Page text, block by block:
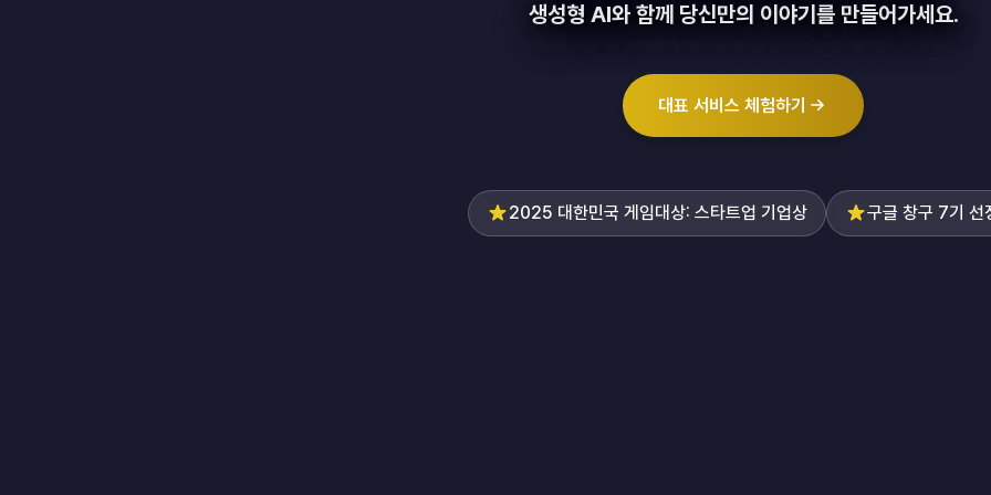
생성형 AI와 함께 당신만의 이야기를 만들어가세요.
대표 서비스 체험하기
2025 대한민국 게임대상: 스타트업 기업상 구글 창구 7기 선